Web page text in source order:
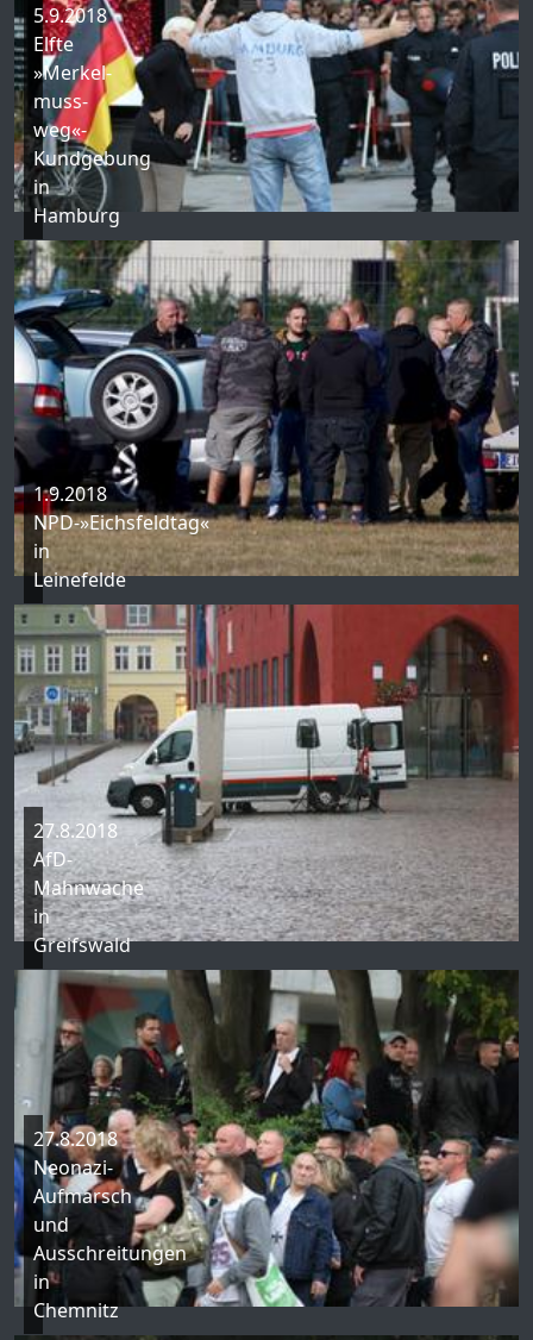
5.9.2018
Elfte
»Merkel-
muss-
weg«-
Kundgebung
in
Hamburg
1.9.2018
NPD-»Eichsfeldtag«
in
Leinefelde
27.8.2018
AfD-
Mahnwache
in
Greifswald
27.8.2018
Neonazi-
Aufmarsch
und
Ausschreitungen
in
Chemnitz